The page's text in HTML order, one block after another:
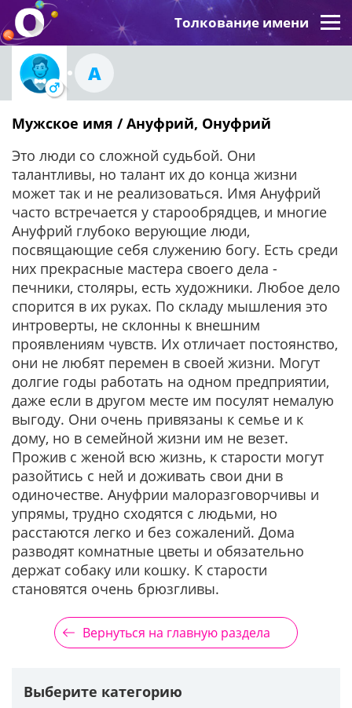
Толкование имени
А
Мужское имя / Ануфрий, Онуфрий
Это люди со сложной судьбой. Они
талантливы, но талант их до конца жизни
может так и не реализоваться. Имя Ануфрий
часто встречается у старообрядцев, и многие
Ануфрий глубоко верующие люди,
посвящающие себя служению богу. Есть среди
них прекрасные мастера своего дела -
печники, столяры, есть художники. Любое дело
спорится в их руках. По складу мышления это
интроверты, не склонны к внешним
проявлениям чувств. Их отличает постоянство,
они не любят перемен в своей жизни. Могут
долгие годы работать на одном предприятии,
даже если в другом месте им посулят немалую
выгоду. Они очень привязаны к семье и к
дому, но в семейной жизни им не везет.
Прожив с женой всю жизнь, к старости могут
разойтись с ней и доживать свои дни в
одиночестве. Ануфрии малоразговорчивы и
упрямы, трудно сходятся с людьми, но
расстаются легко и без сожалений. Дома
разводят комнатные цветы и обязательно
держат собаку или кошку. К старости
становятся очень брюзгливы.
Вернуться на главную раздела
Выберите категорию